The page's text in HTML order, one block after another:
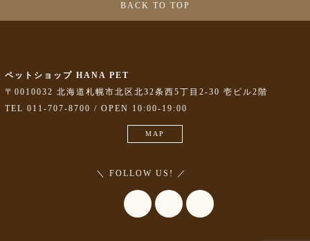
BACK TO TOP
ペットショップ HANA PET
〒0010032 北海道札幌市北区北32条西5丁目2-30 壱ビル2階
TEL 011-707-8700 / OPEN 10:00-19:00
MAP
＼ FOLLOW US! ／